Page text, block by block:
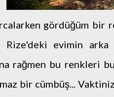
gördüğüm bir
Rize'deki evimin
rağmen bu renkleri
bir cümbüş...